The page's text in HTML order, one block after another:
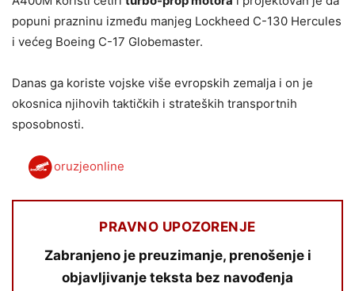
popuni prazninu između manjeg Lockheed C-130 Hercules
i većeg Boeing C-17 Globemaster.
Danas ga koriste vojske više evropskih zemalja i on je
okosnica njihovih taktičkih i strateških transportnih
sposobnosti.
oruzjeonline
PRAVNO UPOZORENJE
Zabranjeno je preuzimanje, prenošenje i
objavljivanje teksta bez navođenja